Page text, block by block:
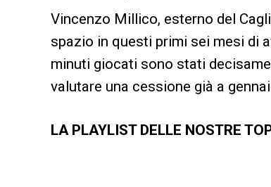
Vincenzo Millico, esterno del
spazio in questi primi sei mesi di
minuti giocati sono stati
valutare una cessione già a
LA PLAYLIST DELLE NOSTRE